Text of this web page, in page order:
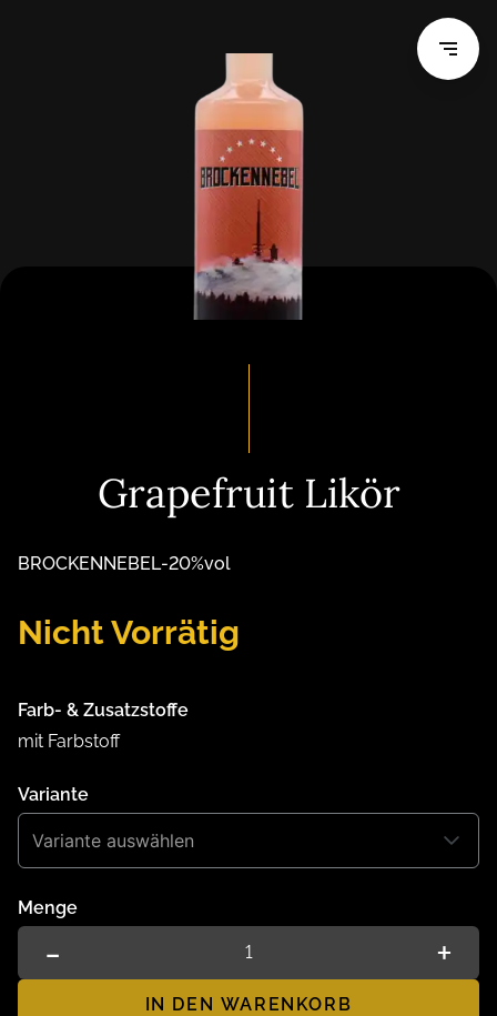
Grapefruit Likör
BROCKENNEBEL-20%vol
Nicht Vorrätig
Farb- & Zusatzstoffe
mit Farbstoff
Variante
Variante auswählen
Menge
- 1 +
IN DEN WARENKORB